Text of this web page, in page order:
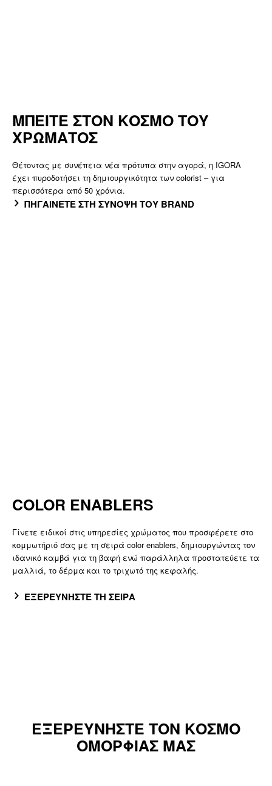
ΜΠΕΙΤΕ ΣΤΟΝ ΚΟΣΜΟ ΤΟΥ
ΧΡΩΜΑΤΟΣ
Θέτοντας με συνέπεια νέα πρότυπα στην αγορά, η IGORA
έχει πυροδοτήσει τη δημιουργικότητα των colorist – για
περισσότερα από 50 χρόνια.
ΠΗΓΑΙΝΕΤΕ ΣΤΗ ΣΥΝΟΨΗ ΤΟΥ BRAND
COLOR ENABLERS
Γίνετε ειδικοί στις υπηρεσίες χρώματος που προσφέρετε στο
κομμωτήριό σας με τη σειρά color enablers, δημιουργώντας τον
ιδανικό καμβά για τη βαφή ενώ παράλληλα προστατεύετε τα
μαλλιά, το δέρμα και το τριχωτό της κεφαλής.
ΕΞΕΡΕΥΝΗΣΤΕ ΤΗ ΣΕΙΡΑ
ΕΞΕΡΕΥΝΗΣΤΕ ΤΟΝ ΚΟΣΜΟ
ΟΜΟΡΦΙΑΣ ΜΑΣ